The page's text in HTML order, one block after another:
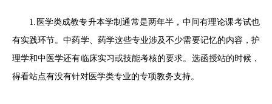
1.医学类成教专升本学制通常是两年半，中间有理论课考试也
有实践环节。中药学、药学这些专业涉及不少需要记忆的内容，护
理学和中医学还有临床实习或技能考核的要求。选函授站的时候，
得看站点有没有针对医学类专业的专项教务支持。